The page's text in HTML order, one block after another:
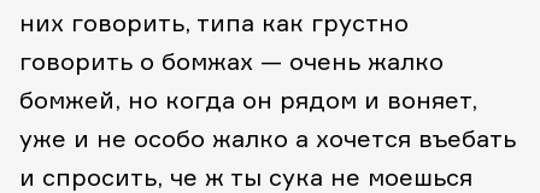
них говорить, типа как грустно
говорить о бомжах — очень жалко
бомжей, но когда он рядом и воняет,
уже и не особо жалко а хочется въебать
и спросить, че ж ты сука не моешься